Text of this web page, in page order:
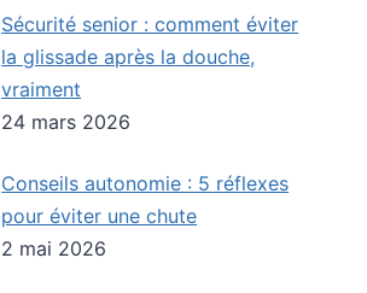
Sécurité senior : comment éviter
la glissade après la douche,
vraiment
24 mars 2026
Conseils autonomie : 5 réflexes
pour éviter une chute
2 mai 2026